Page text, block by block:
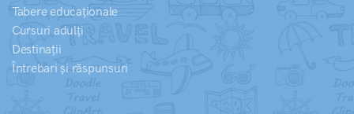
Tabere educaționale
Cursuri adulți
Destinații
Întrebari și răspunsuri